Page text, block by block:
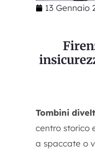
13 Gennaio
Tombini
centro storico
a spaccate o